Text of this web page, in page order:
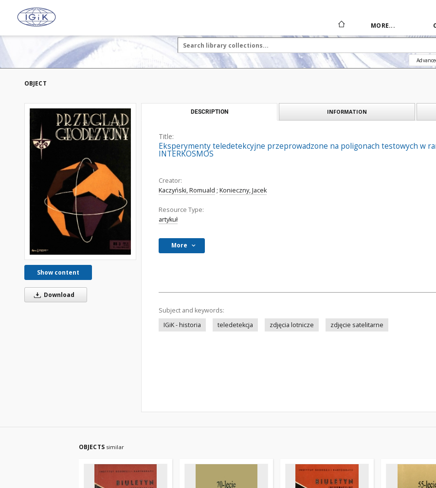
MORE...
OBJECT
Show content
Download
DESCRIPTION INFORMATION
Title:
Eksperymenty teledetekcyjne przeprowadzone na poligonach testowych w
INTERKOSMOS
Creator:
Kaczyński, Romuald ; Konieczny, Jacek
Resource Type:
artykuł
More
Subject and keywords:
IGiK - historia
teledetekcja zdjęcia lotnicze zdjęcie satelitarne
OBJECTS similar